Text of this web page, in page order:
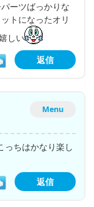
ーツばっかりな
トになったオリ
しい
返信
Menu
っちはかなり楽し
返信